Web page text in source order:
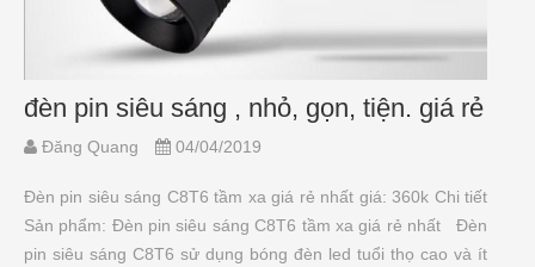
đèn pin siêu sáng , nhỏ, gọn, tiện. giá rẻ
Đăng Quang 04/04/2019
Đèn pin siêu sáng C8T6 tầm xa giá rẻ nhất giá: 360k Chi tiết
Sản phẩm: Đèn pin siêu sáng C8T6 tầm xa giá rẻ nhất Đèn
pin siêu sáng C8T6 sử dụng bóng đèn led tuổi thọ cao và ít